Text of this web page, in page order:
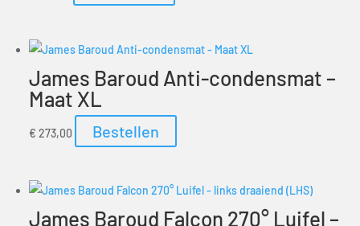
James Baroud Anti-condensmat –
Maat XL
€ 273,00 Bestellen
James Baroud Falcon 270° Luifel –